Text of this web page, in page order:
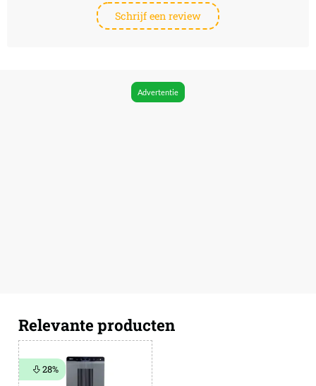
Schrijf een review
Advertentie
Relevante producten
28%